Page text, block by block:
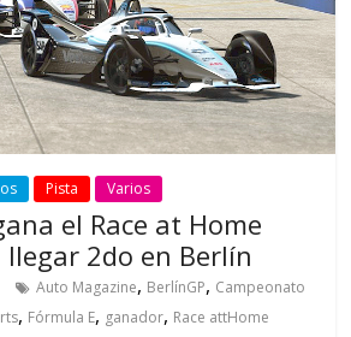
Pista Varios
el Race at Home
2do en Berlín
Auto Magazine, BerlínGP, Campeonato
, Fórmula E, ganador, Race attHome